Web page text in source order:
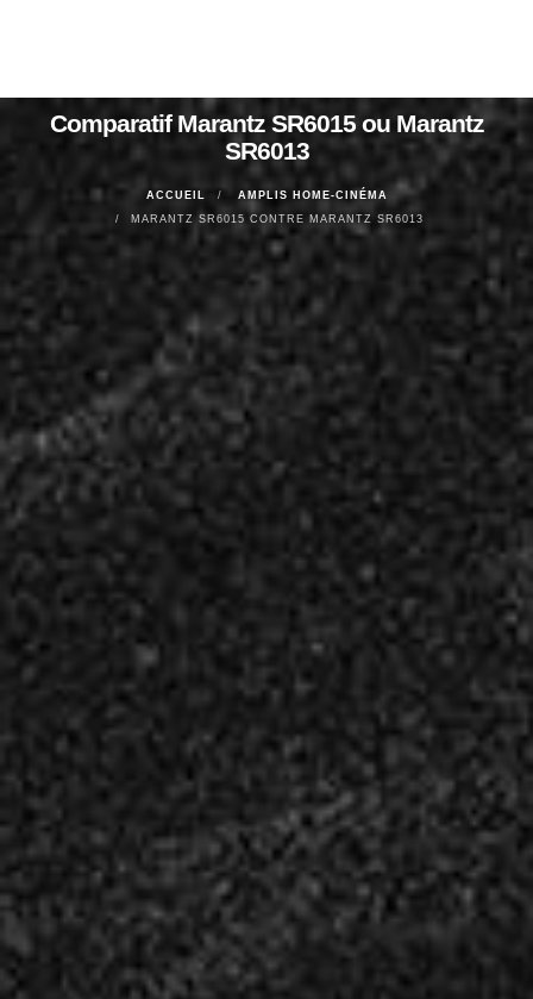
Comparatif Marantz SR6015 ou Marantz
SR6013
ACCUEIL
AMPLIS HOME-CINÉMA
MARANTZ SR6015 CONTRE MARANTZ SR6013